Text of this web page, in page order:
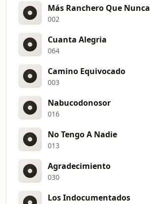
Más Ranchero Que Nunca
002
Cuanta Alegria
064
Camino Equivocado
003
Nabucodonosor
016
No Tengo A Nadie
013
Agradecimiento
030
Los Indocumentados